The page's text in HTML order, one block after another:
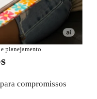
planejamento.
compromissos